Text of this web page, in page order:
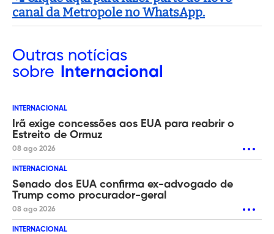
canal da Metropole no WhatsApp.
Outras notícias
sobre
Internacional
INTERNACIONAL
Irã exige concessões aos EUA para reabrir o
Estreito de Ormuz
08 ago 2026
INTERNACIONAL
Senado dos EUA confirma ex-advogado de
Trump como procurador-geral
08 ago 2026
INTERNACIONAL